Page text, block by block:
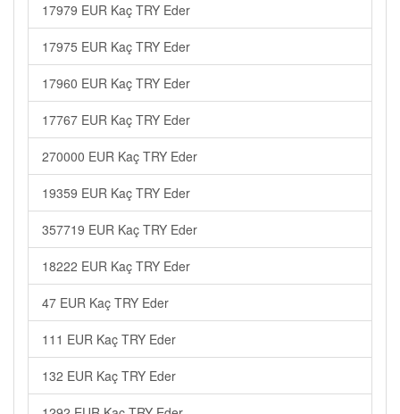
17979 EUR Kaç TRY Eder
17975 EUR Kaç TRY Eder
17960 EUR Kaç TRY Eder
17767 EUR Kaç TRY Eder
270000 EUR Kaç TRY Eder
19359 EUR Kaç TRY Eder
357719 EUR Kaç TRY Eder
18222 EUR Kaç TRY Eder
47 EUR Kaç TRY Eder
111 EUR Kaç TRY Eder
132 EUR Kaç TRY Eder